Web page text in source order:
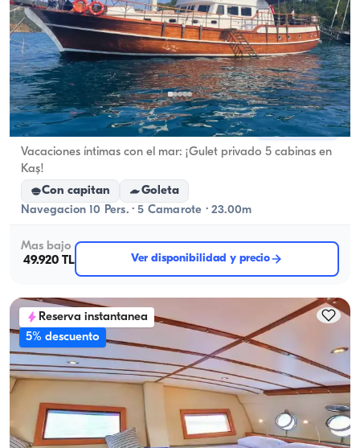
Kaş, Antalya Barco nuevo
Vacaciones íntimas con el mar: ¡Gulet privado 5 cabinas en
Kaş!
Con capitan
Goleta
Navegacion 10 Pers. · 5 Camarote · 23.00m
Mas bajo
49.920 TL
Ver disponibilidad y precio
Reserva instantanea
5% descuento